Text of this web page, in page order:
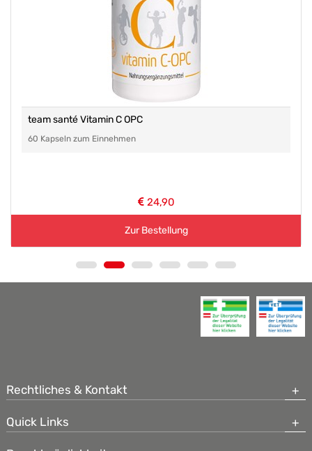
team santé Vitamin C OPC
60 Kapseln zum Einnehmen
24,90
Zur Bestellung
Rechtliches & Kontakt
Quick Links